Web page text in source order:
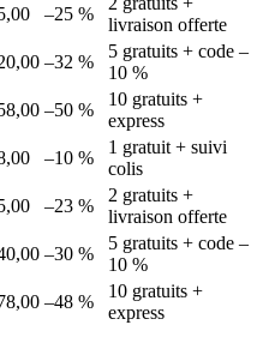
–25 %
livraison offerte
–32 %
5 gratuits + code –
10 %
–50 %
10 gratuits +
express
–10 %
1 gratuit + suivi
colis
–23 %
2 gratuits +
livraison offerte
–30 %
5 gratuits + code –
10 %
–48 %
10 gratuits +
express